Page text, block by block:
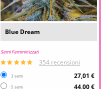
Blue Dream
Semi Femminizzati
354 recensioni
3 semi 27,01 €
5 semi 44,00 €